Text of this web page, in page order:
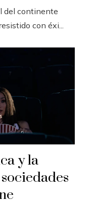
del continente
con éxi...
y la